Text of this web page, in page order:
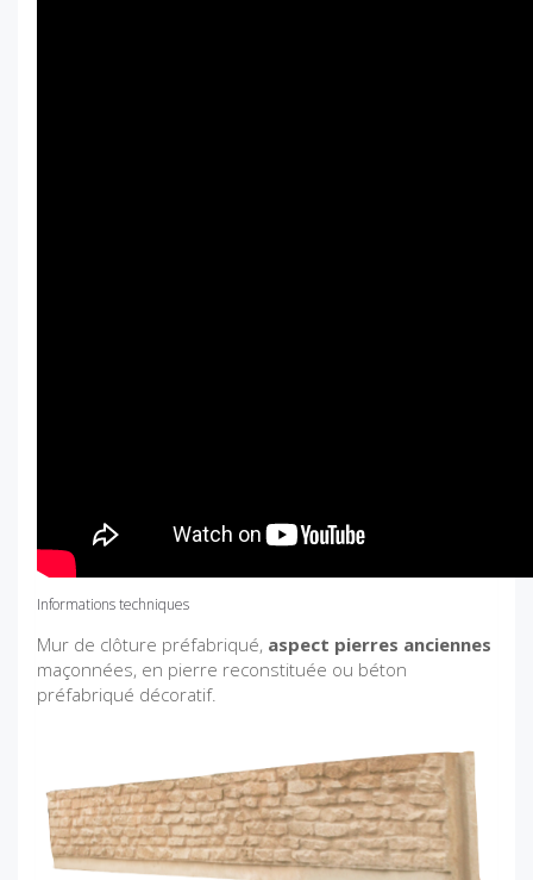
Informations techniques
Mur de clôture préfabriqué, aspect pierres anciennes
maçonnées, en pierre reconstituée ou béton
préfabriqué décoratif.